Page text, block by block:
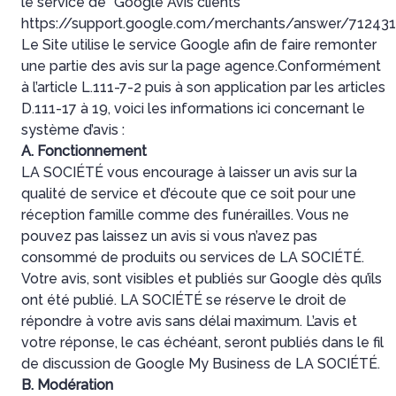
https://support.google.com/merchants/answer/
Le Site utilise le service Google afin de faire remonter
une partie des avis sur la page agence.Conformément
à l’article L.111-7-2 puis à son application par les articles
D.111-17 à 19, voici les informations ici concernant le
système d’avis :
A. Fonctionnement
LA SOCIÉTÉ vous encourage à laisser un avis sur la
qualité de service et d’écoute que ce soit pour une
réception famille comme des funérailles. Vous ne
pouvez pas laissez un avis si vous n’avez pas
consommé de produits ou services de LA SOCIÉTÉ.
Votre avis, sont visibles et publiés sur Google dès qu’ils
ont été publié. LA SOCIÉTÉ se réserve le droit de
répondre à votre avis sans délai maximum. L’avis et
votre réponse, le cas échéant, seront publiés dans le fil
de discussion de Google My Business de LA SOCIÉTÉ.
B. Modération